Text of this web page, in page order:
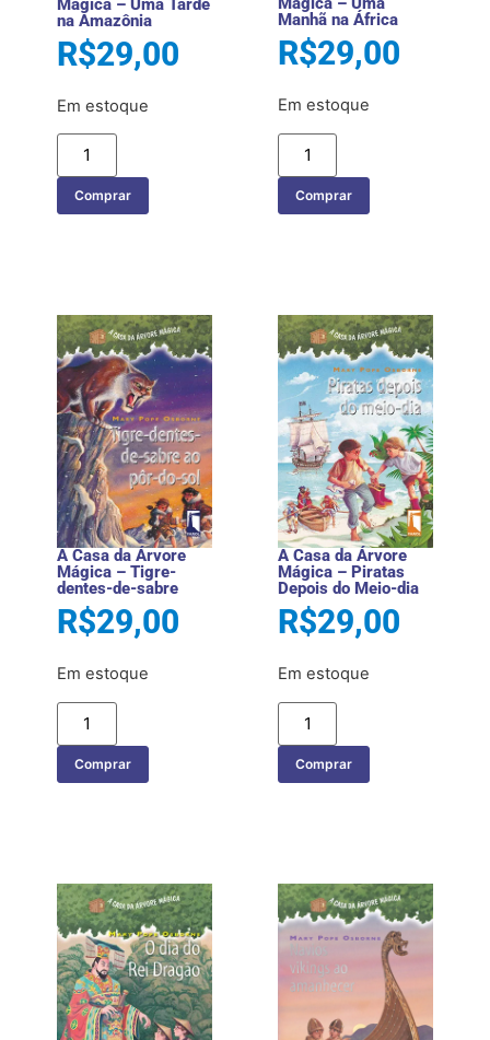
Mágica – Uma Tarde
na Amazônia
R$29,00
Em estoque
Comprar
Manhã na África
R$29,00
Em estoque
Comprar
A Casa da Árvore
Mágica – Tigre-
dentes-de-sabre
R$29,00
Em estoque
Comprar
A Casa da Árvore
Mágica – Piratas
Depois do Meio-dia
R$29,00
Em estoque
Comprar